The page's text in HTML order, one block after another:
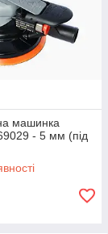
машинка
- 5 мм (під